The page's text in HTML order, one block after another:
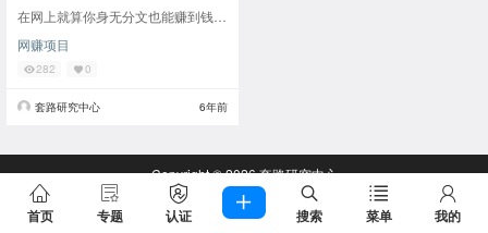
在网上就算你身无分文也能赚到钱，
不用成本，就能撬动财富，这也是网
络上这么多韭菜
网赚项目
282 0
套路研究中心 6年前
Copyright © 2026套路研究中心
查询 67 次，耗时 0.4724 秒
首页 专题 认证 搜索 菜单 我的